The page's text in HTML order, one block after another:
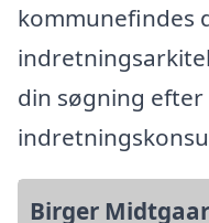
kommunefindes
din søgning
Birger